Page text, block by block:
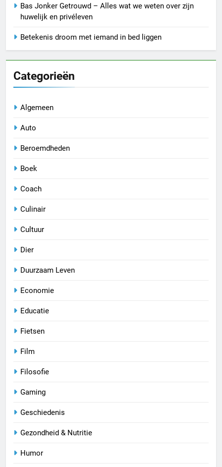
Bas Jonker Getrouwd – Alles wat we weten over zijn
huwelijk en privéleven
Betekenis droom met iemand in bed liggen
Categorieën
Algemeen
Auto
Beroemdheden
Boek
Coach
Culinair
Cultuur
Dier
Duurzaam Leven
Economie
Educatie
Fietsen
Film
Filosofie
Gaming
Geschiedenis
Gezondheid & Nutritie
Humor